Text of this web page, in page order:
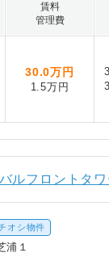
賃料
管理費
30.0万円
1.5万円
ルフロントタ
オシ物件
浦１